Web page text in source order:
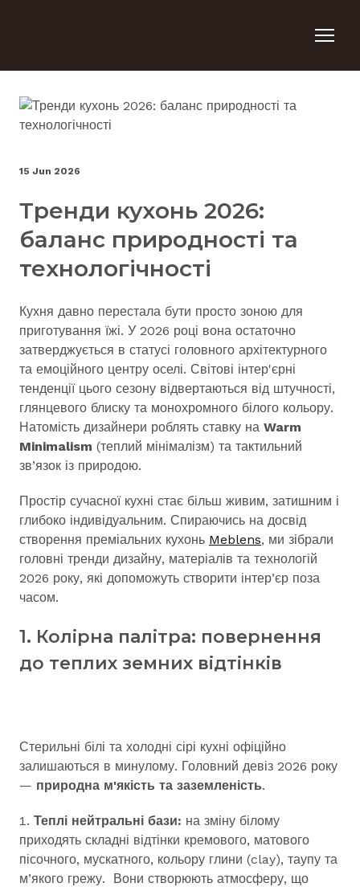
15 Jun 2026
Тренди кухонь 2026:
баланс природності та
технологічності
Кухня давно перестала бути просто зоною для
приготування їжі. У 2026 році вона остаточно
затверджується в статусі головного архітектурного
та емоційного центру оселі. Світові інтер'єрні
тенденції цього сезону відвертаються від штучності,
глянцевого блиску та монохромного білого кольору.
Натомість дизайнери роблять ставку на Warm
Minimalism (теплий мінімалізм) та тактильний
зв’язок із природою.
Простір сучасної кухні стає більш живим, затишним і
глибоко індивідуальним. Спираючись на досвід
створення преміальних кухонь Meblens, ми зібрали
головні тренди дизайну, матеріалів та технологій
2026 року, які допоможуть створити інтер’єр поза
часом.
1. Колірна палітра: повернення
до теплих земних відтінків
Стерильні білі та холодні сірі кухні офіційно
залишаються в минулому. Головний девіз 2026 року
— природна м'якість та заземленість.
Теплі нейтральні бази: на зміну білому
приходять складні відтінки кремового, матового
пісочного, мускатного, кольору глини (clay), таупу та
м’якого грежу. Вони створюють атмосферу, що